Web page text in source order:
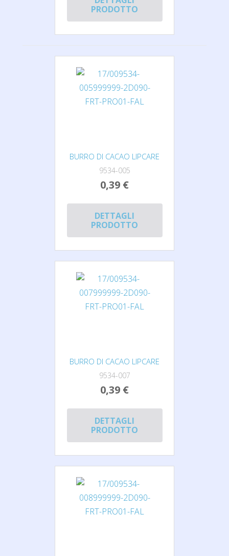
PRODOTTO
BURRO DI CACAO LIPCARE
9534-005
0,39 €
DETTAGLI
PRODOTTO
BURRO DI CACAO LIPCARE
9534-007
0,39 €
DETTAGLI
PRODOTTO